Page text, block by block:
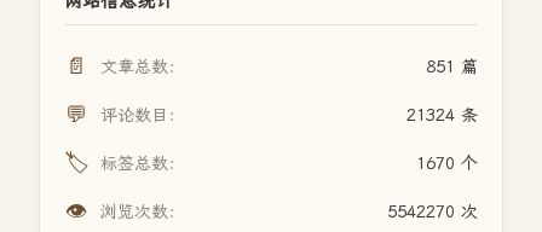
📄 文章总数： 851 篇
💬 评论数目： 21324 条
🏷️ 标签总数： 1670 个
👁️ 浏览次数： 5542270 次